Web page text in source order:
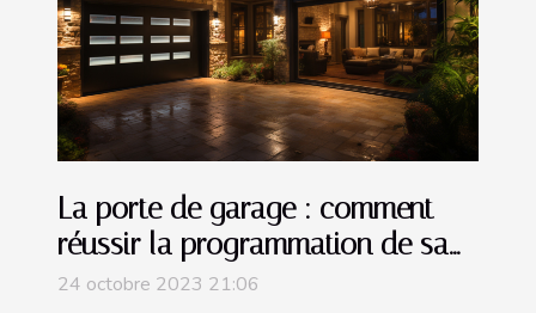
La porte de garage : comment
réussir la programmation de sa
télécommande ?
24 octobre 2023 21:06